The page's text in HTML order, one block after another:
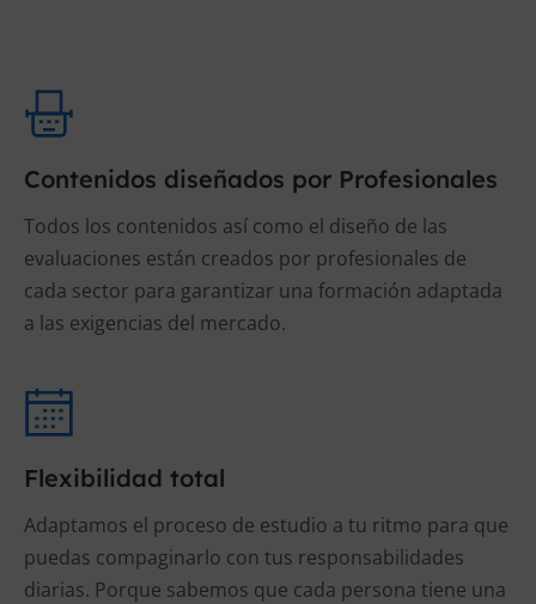
Contenidos diseñados por Profesionales
Todos los contenidos así como el diseño de las
evaluaciones están creados por profesionales de
cada sector para garantizar una formación adaptada
a las exigencias del mercado.
Flexibilidad total
Adaptamos el proceso de estudio a tu ritmo para que
puedas compaginarlo con tus responsabilidades
diarias. Porque sabemos que cada persona tiene una